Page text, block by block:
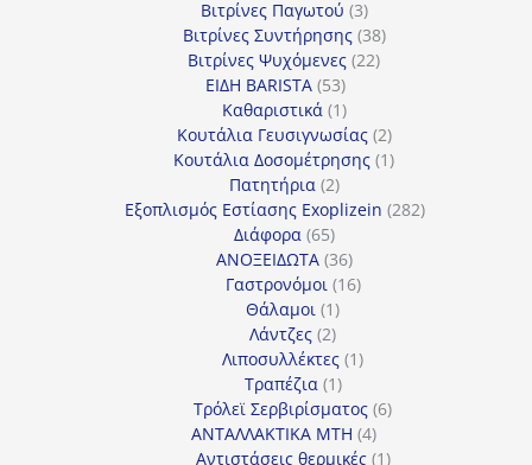
προϊόντα
Βιτρίνες Παγωτού 33
προϊόντα
Βιτρίνες Συντήρησης 3838
προϊόντα
Βιτρίνες Ψυχόμενες 2222
ΕΙΔΗ BARISTA 5353
προϊόντα
Καθαριστικά 11
προϊόν
Κουτάλια Γευσιγνωσίας 22
προϊόντα
Κουτάλια Δοσομέτρησης 11
Πατητήρια 22
προϊόντα
Εξοπλισμός Εστίασης Exoplizein 282282
Διάφορα 6565
προϊόντα
ΑΝΟΞΕΙΔΩΤΑ 3636
προϊόντα
Γαστρονόμοι 1616
Θάλαμοι 11
προϊόν
Λάντζες 22
προϊόντα
Λιποσυλλέκτες 11
Τραπέζια 11
προϊόν
Τρόλεϊ Σερβιρίσματος 66
ΑΝΤΑΛΛΑΚΤΙΚΑ MTH 44
προϊόντα
Αντιστάσεις θερμικές 11